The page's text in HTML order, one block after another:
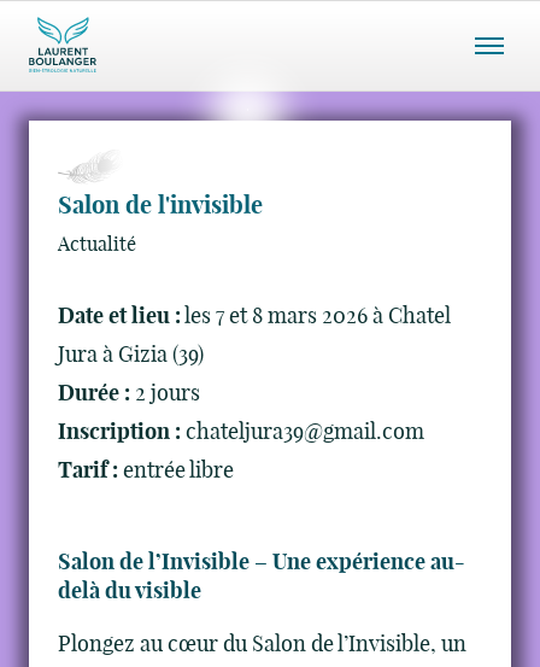
Salon de l'invisible
Actualité
Date et lieu :les 7 et 8 mars 2026 à Chatel
Jura à Gizia (39)
Durée : 2 jours
Inscription :chateljura39@gmail.com
Tarif :entrée libre
Salon de l’Invisible – Une expérience au-
delà du visible
Plongez au cœur du Salon de l’Invisible, un